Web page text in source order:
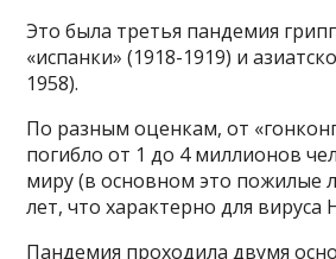
Это была третья пандемия
«испанки» (1918-1919) и
1958).
По разным оценкам, от
погибло от 1 до 4 миллионов
миру (в основном это пожилые
лет, что характерно для вируса
Пандемия проходила двумя